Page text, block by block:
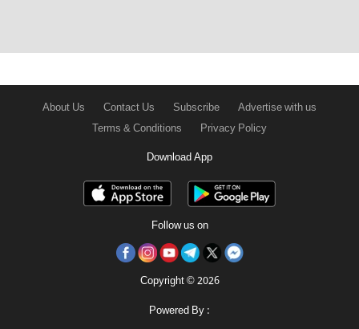
About Us Contact Us Subscribe
Advertise with us
Terms & Conditions
Privacy Policy
Download App
Follow us on
Copyright © 2026
Powered By :